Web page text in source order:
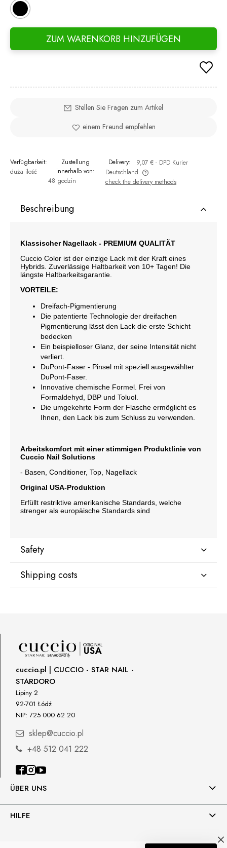
ZUM WARENKORB HINZUFÜGEN
Stellen Sie Fragen zum Artikel
einem Freund empfehlen
Verfügbarkeit:
duża ilość
Zustellung
innerhalb von:
48 godzin
Delivery: 9,07 € - DPD Kurier
Deutschland
The price does not include any possible payment costs
check the delivery methods
Beschreibung
Klassischer Nagellack - PREMIUM QUALITÄT
Cuccio Color ist der einzige Lack mit der Kraft eines
Hybrids. Zuverlässige Haltbarkeit von 10+ Tagen! Die
längste Haltbarkeitsgarantie.
VORTEILE:
Dreifach-Pigmentierung
Die patentierte Technologie der dreifachen
Pigmentierung lässt den Lack die erste Schicht
bedecken
Ein beispielloser Glanz, der seine Intensität nicht
verliert.
DuPont-Faser - Pinsel mit speziell ausgewählter
DuPont-Faser.
Innovative chemische Formel. Frei von
Formaldehyd, DBP und Toluol.
Die umgekehrte Form der Flasche ermöglicht es
Ihnen, den Lack bis zum Schluss zu verwenden.
Arbeitskomfort mit einer stimmigen Produktlinie von
Cuccio Nail Solutions
- Basen, Conditioner, Top, Nagellack
Original USA-Produktion
Erfüllt restriktive amerikanische Standards, welche
strenger als europäische Standards sind
Safety
Manufacturer
800 762 6245
Responsible person in the EU
Petar Bangeev
Chakalitsa 2A
2700 Blagoevgrad, Bułgaria
qeri_bangeeva@yahoo.com
Importer
P.H. NEXT Maciej Wojnarowski
Słoneczna 10
91-491 Łódź, Polska
Shipping costs
ÜBER UNS
HILFE
cuccio.pl | CUCCIO - STAR NAIL -
STARDORO
Lipiny 2
92-701 Łódź
NIP: 725 000 62 20
sklep@cuccio.pl
+48 512 041 222